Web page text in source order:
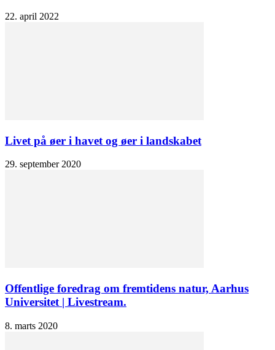
22. april 2022
Livet på øer i havet og øer i landskabet
29. september 2020
Offentlige foredrag om fremtidens natur, Aarhus
Universitet | Livestream.
8. marts 2020